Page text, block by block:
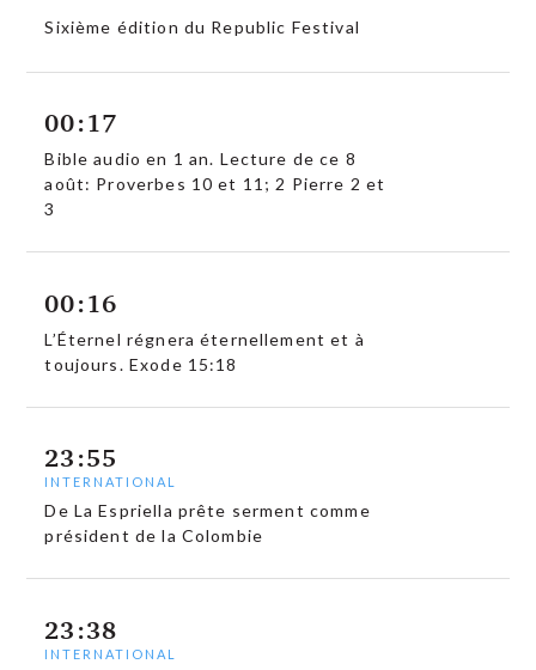
Sixième édition du Republic Festival
00:17
Bible audio en 1 an. Lecture de ce 8
août: Proverbes 10 et 11; 2 Pierre 2 et
3
00:16
L’Éternel régnera éternellement et à
toujours. Exode 15:18
23:55
INTERNATIONAL
De La Espriella prête serment comme
président de la Colombie
23:38
INTERNATIONAL